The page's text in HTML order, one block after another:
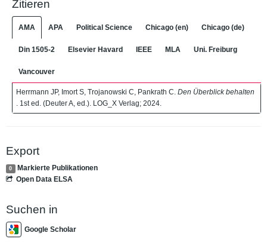
Zitieren
AMA APA Political Science Chicago (en) Chicago (de)
Din 1505-2 Elsevier Havard IEEE MLA Uni. Freiburg
Vancouver
Herrmann JP, Imort S, Trojanowski C, Pankrath C. Den Überblick behalten
. 1st ed. (Deuter A, ed.). LOG_X Verlag; 2024.
Export
0
Markierte Publikationen
Open Data ELSA
Suchen in
Google Scholar